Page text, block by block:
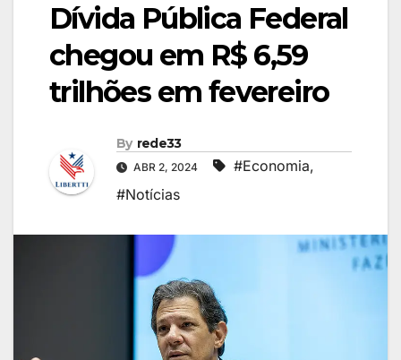
Dívida Pública Federal
chegou em R$ 6,59
trilhões em fevereiro
By rede33
ABR 2, 2024 #Economia,
#Notícias